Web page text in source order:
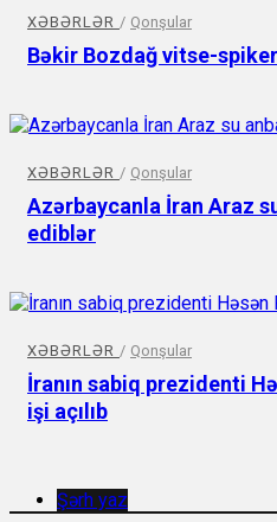
XƏBƏRLƏR / Qonşular
Bəkir Bozdağ vitse-
XƏBƏRLƏR / Qonşular
Azərbaycanla İran Araz
ediblər
XƏBƏRLƏR / Qonşular
İranın sabiq prezidenti
işi açılıb
Şərh yaz